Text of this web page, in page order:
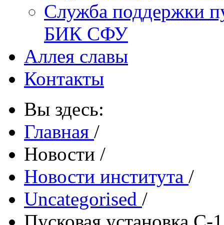
Служба поддержки
БИК СФУ
Аллея славы
Контакты
Вы здесь:
Главная /
Новости /
Новости института /
Uncategorised /